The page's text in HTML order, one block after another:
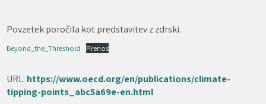
Povzetek poročila kot predstavitev z zdrski.
Beyond_the_Threshold Prenos
URL: https://www.oecd.org/en/publications/climate-
tipping-points_abc5a69e-en.html